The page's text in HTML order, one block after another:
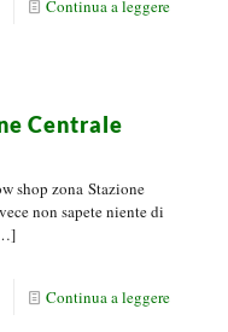
Continua a leggere
Centrale
shop zona Stazione
non sapete niente di
Continua a leggere